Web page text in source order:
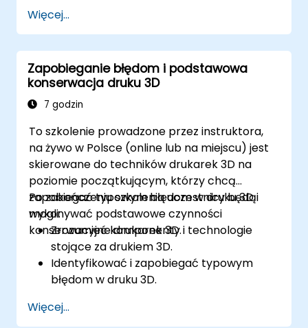
Optymalizować ustawienia cięcia dla
złożonych wydruków 3D.
Identyfikować i rozwiązywać typowe
problemy z drukiem.
Więcej...
Zapobieganie błędom i podstawowa
konserwacja druku 3D
7 godzin
To szkolenie prowadzone przez instruktora,
na żywo w Polsce (online lub na miejscu) jest
skierowane do techników drukarek 3D na
poziomie początkującym, którzy chcą
zapobiegać typowym błędom w druku 3D i
wykonywać podstawowe czynności
konserwacyjne drukarek 3D.
Po zakończeniu szkolenia uczestnicy będą
mogli:
Zrozumieć komponenty i technologie
stojące za drukiem 3D.
Identyfikować i zapobiegać typowym
błędom w druku 3D.
konserwacyjne na drukarkach 3D.
Więcej...